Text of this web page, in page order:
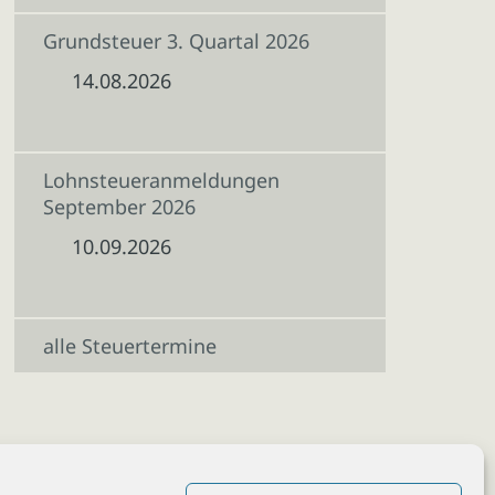
Grundsteuer 3. Quartal 2026
14.08.2026
Lohnsteueranmeldungen
September 2026
10.09.2026
alle Steuertermine